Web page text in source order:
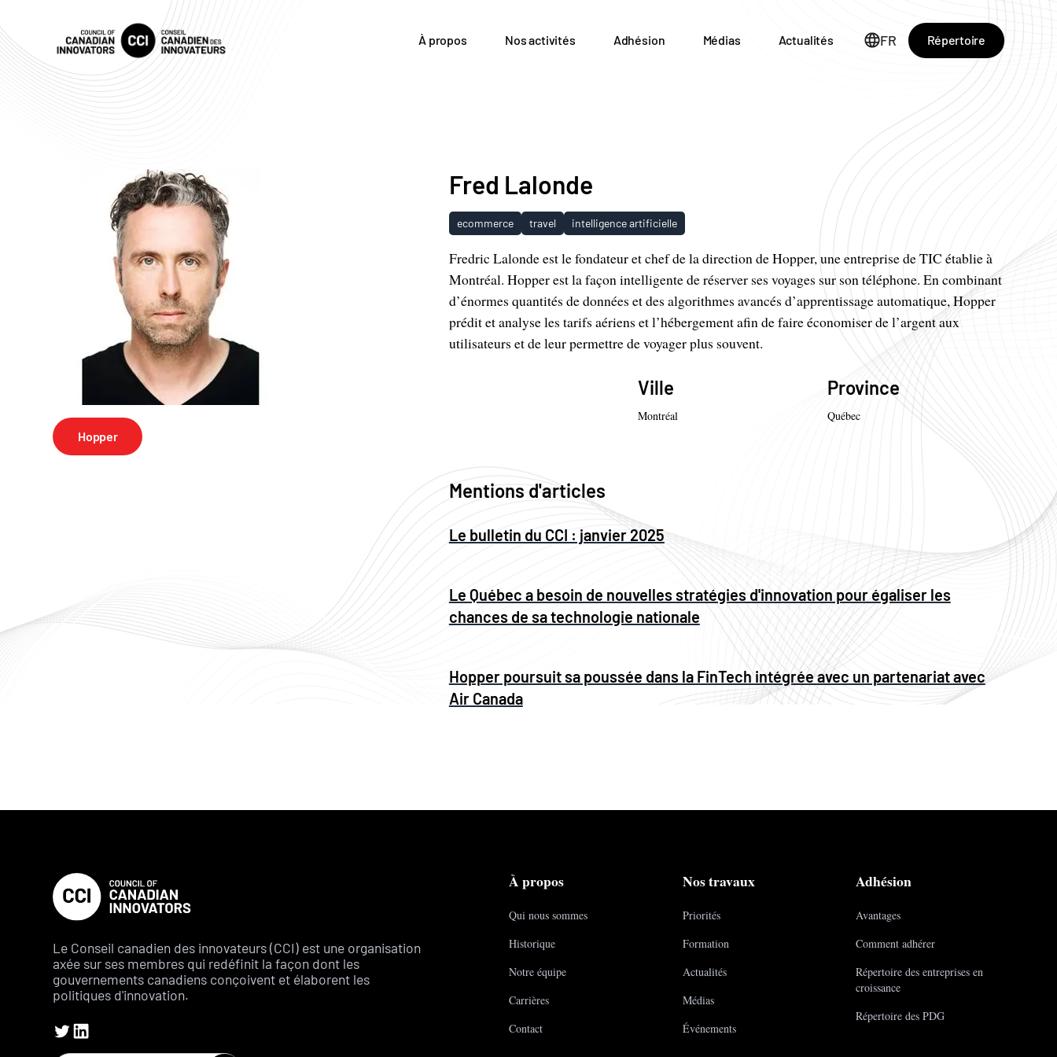
À propos Nos activités Adhésion Médias Actualités FR Répertoire
Hopper
Fred Lalonde
ecommerce travel intelligence artificielle
Fredric Lalonde est le fondateur et chef de la direction de Hopper, une entreprise de TIC établie à
Montréal. Hopper est la façon intelligente de réserver ses voyages sur son téléphone. En combinant
d’énormes quantités de données et des algorithmes avancés d’apprentissage automatique, Hopper
prédit et analyse les tarifs aériens et l’hébergement afin de faire économiser de l’argent aux
utilisateurs et de leur permettre de voyager plus souvent.
Ville
Montréal
Province
Québec
Mentions d'articles
Le bulletin du CCI : janvier 2025
Le Québec a besoin de nouvelles stratégies d'innovation pour égaliser les
chances de sa technologie nationale
Hopper poursuit sa poussée dans la FinTech intégrée avec un partenariat avec
Air Canada
Le Conseil canadien des innovateurs (CCI) est une organisation
axée sur ses membres qui redéfinit la façon dont les
gouvernements canadiens conçoivent et élaborent les
politiques d'innovation.
À propos
Qui nous sommes
Historique
Notre équipe
Carrières
Contact
Nos travaux
Priorités
Formation
Actualités
Médias
Événements
Adhésion
Avantages
Comment adhérer
Répertoire des entreprises en
croissance
Répertoire des PDG